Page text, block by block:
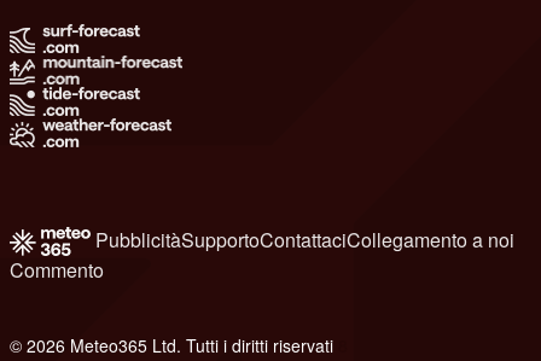
PubblicitàSupportoContattaciCollegamento a noi
Commento
© 2026 Meteo365 Ltd. Tutti i diritti riservati